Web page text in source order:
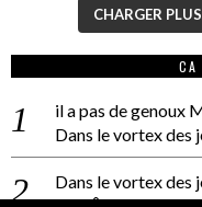
CHARGER PLUS
CA
il a pas de genoux
Dans le vortex des
Dans le vortex des